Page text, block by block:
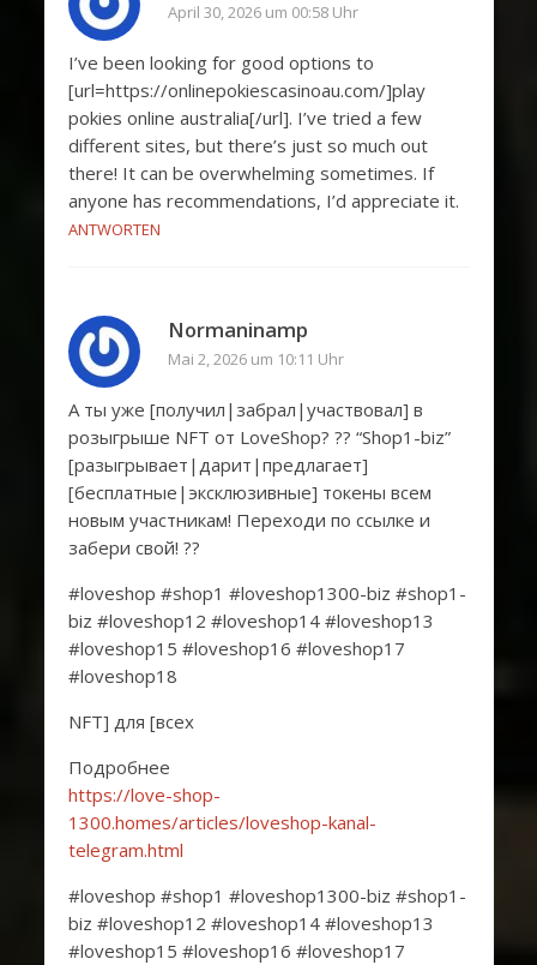
April 30, 2026 um 00:58 Uhr
I’ve been looking for good options to
[url=https://onlinepokiescasinoau.com/]play
pokies online australia[/url]. I’ve tried a few
different sites, but there’s just so much out
there! It can be overwhelming sometimes. If
anyone has recommendations, I’d appreciate it.
ANTWORTEN
Normaninamp
Mai 2, 2026 um 10:11 Uhr
А ты уже [получил|забрал|участвовал] в
розыгрыше NFT от LoveShop? ?? “Shop1-biz”
[разыгрывает|дарит|предлагает]
[бесплатные|эксклюзивные] токены всем
новым участникам! Переходи по ссылке и
забери свой! ??
#loveshop #shop1 #loveshop1300-biz #shop1-
biz #loveshop12 #loveshop14 #loveshop13
#loveshop15 #loveshop16 #loveshop17
#loveshop18
NFT] для [всех
Подробнее
https://love-shop-
1300.homes/articles/loveshop-kanal-
telegram.html
#loveshop #shop1 #loveshop1300-biz #shop1-
biz #loveshop12 #loveshop14 #loveshop13
#loveshop15 #loveshop16 #loveshop17